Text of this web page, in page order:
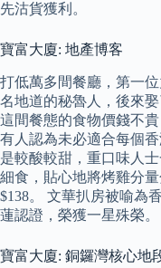
先沽貨獲利。
寶富大廈: 地產博客
打低萬多間餐廳，第一
名地道的秘魯人，後來
這間餐態的食物價錢不
有人認為未必適合每個
是較酸較甜，重口味人
細食，貼心地將烤雞分
$138。 文華扒房被喻為
蓮認證，榮獲一星殊榮。
寶富大廈: 銅鑼灣核心地